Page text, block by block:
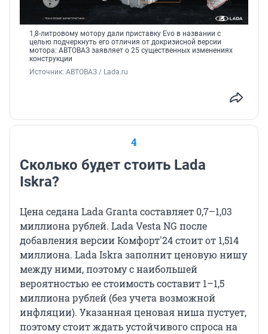
1,8-литровому мотору дали приставку Evo в названии с
целью подчеркнуть его отличия от докризисной версии
мотора: АВТОВАЗ заявляет о 25 существенных изменениях
конструкции
Источник: АВТОВАЗ / Lada.ru
4
Сколько будет стоить Lada
Iskra?
Цена седана Lada Granta составляет 0,7–1,03
миллиона рублей. Lada Vesta NG после
добавления версии Комфорт'24 стоит от 1,514
миллиона. Lada Iskra заполнит ценовую нишу
между ними, поэтому с наибольшей
вероятностью ее стоимость составит 1–1,5
миллиона рублей (без учета возможной
инфляции). Указанная ценовая ниша пустует,
поэтому стоит ждать устойчивого спроса на